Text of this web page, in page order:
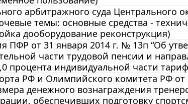
арбитражного суда Центрального
темы: основные средства -
дооборудование реконструкция)
ПФР от 31 января 2014 г. № 13п “Об
части трудовой пенсии и
процента индивидуальной части
РФ и Олимпийского комитета РФ
денежного вознаграждения
обеспечивших подготовку